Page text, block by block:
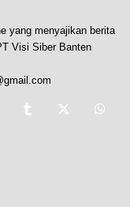
yang menyajikan berita
Visi Siber Banten